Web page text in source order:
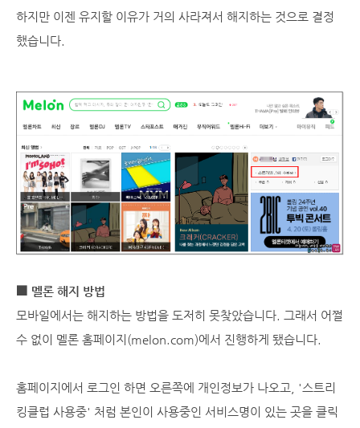
하지만 이젠 유지할 이유가 거의 사라져서 해지하는 것으로 결정
했습니다.
■ 멜론 해지 방법
모바일에서는 해지하는 방법을 도저히 못찾았습니다. 그래서 어쩔
수 없이 멜론 홈페이지(melon.com)에서 진행하게 됐습니다.
홈페이지에서 로그인 하면 오른쪽에 개인정보가 나오고, '스트리
킹클럽 사용중' 처럼 본인이 사용중인 서비스명이 있는 곳을 클릭